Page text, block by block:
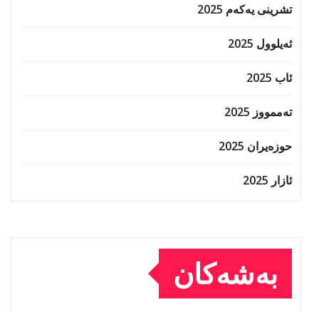
تشرینی یەکەم 2025
ئەیلوول 2025
ئاب 2025
تەممووز 2025
حوزه‌یران 2025
ئازار 2025
بەشەکان